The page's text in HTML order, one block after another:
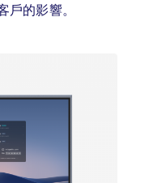
戶的影響。